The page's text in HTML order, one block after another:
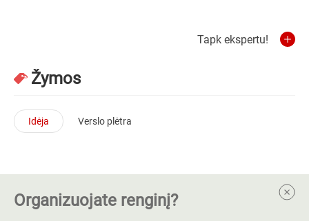
Tapk ekspertu!
Žymos
Idėja Verslo plėtra
Organizuojate renginį?